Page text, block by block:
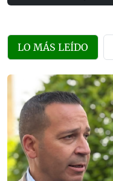
LO MÁS LEÍDO